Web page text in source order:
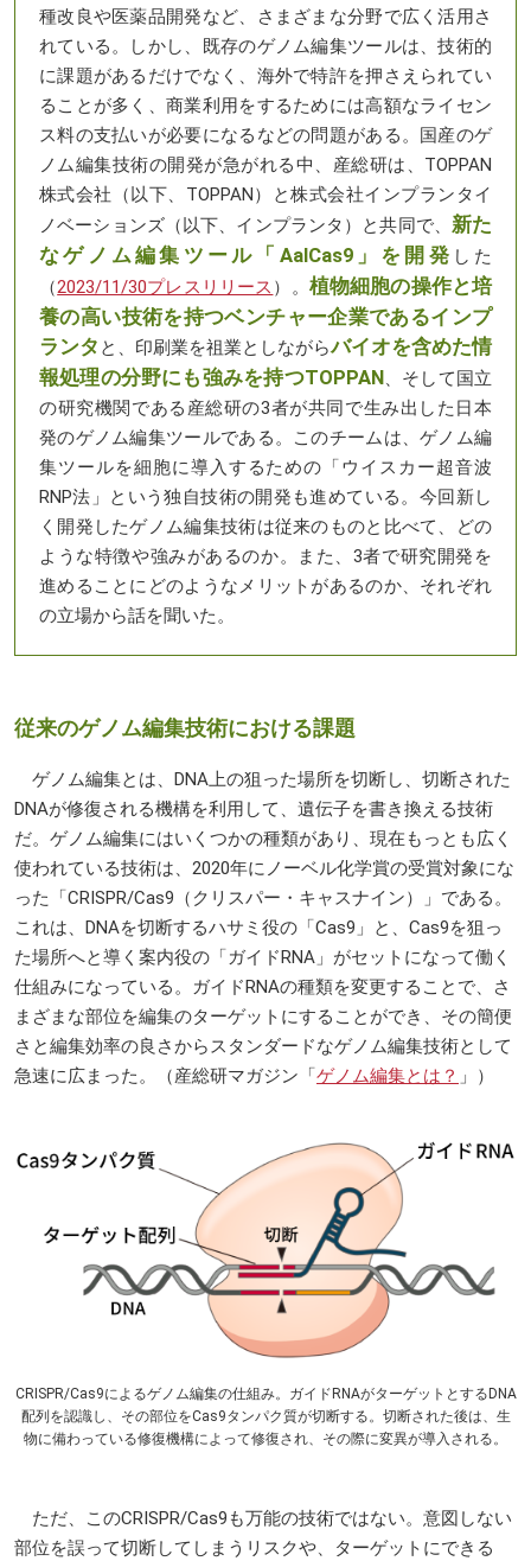
種改良や医薬品開発など、さまざまな分野で広く活用さ
れている。しかし、既存のゲノム編集ツールは、技術的
に課題があるだけでなく、海外で特許を押さえられてい
ることが多く、商業利用をするためには高額なライセン
ス料の支払いが必要になるなどの問題がある。国産のゲ
ノム編集技術の開発が急がれる中、産総研は、 TOPPAN
株式会社（以下、 TOPPAN）と株式会社インプランタイ
ノベーションズ（以下、インプランタ）と共同で、 新た
なゲノム編集ツール「AalCas9」を開発 した
（2023/11/30プレスリリース ）。 植物細胞の操作と培
養の高い技術を持つベンチャー企業であるインプ
ランタ と、印刷業を祖業としながらバイオを含めた情
報処理の分野にも強みを持つTOPPAN 、そして国立
の研究機関である産総研の3者が共同で生み出した日本
発のゲノム編集ツールである。このチームは、ゲノム編
集ツールを細胞に導入するための「ウイスカー超音波
RNP法」という独自技術の開発も進めている。今回新し
く開発したゲノム編集技術は従来のものと比べて、どの
ような特徴や強みがあるのか。また、3者で研究開発を
進めることにどのようなメリットがあるのか、それぞれ
の立場から話を聞いた。
従来のゲノム編集技術における課題
ゲノム編集とは、DNA上の狙った場所を切断し、切断された
DNAが修復される機構を利用して、遺伝子を書き換える技術
だ。ゲノム編集にはいくつかの種類があり、現在もっとも広く
使われている技術は、2020年にノーベル化学賞の受賞対象にな
った「CRISPR/Cas9（クリスパー・キャスナイン）」である。
これは、DNAを切断するハサミ役の「Cas9」と、Cas9を狙っ
た場所へと導く案内役の「ガイドRNA」がセットになって働く
仕組みになっている。ガイドRNAの種類を変更することで、さ
まざまな部位を編集のターゲットにすることができ、その簡便
さと編集効率の良さからスタンダードなゲノム編集技術として
急速に広まった。（産総研マガジン「ゲノム編集とは？ 」）
CRISPR/Cas9によるゲノム編集の仕組み。ガイドRNAがターゲットとするDNA
配列を認識し、その部位をCas9タンパク質が切断する。切断された後は、生
物に備わっている修復機構によって修復され、その際に変異が導入される。
ただ、このCRISPR/Cas9も万能の技術ではない。意図しない
部位を誤って切断してしまうリスクや、ターゲットにできる